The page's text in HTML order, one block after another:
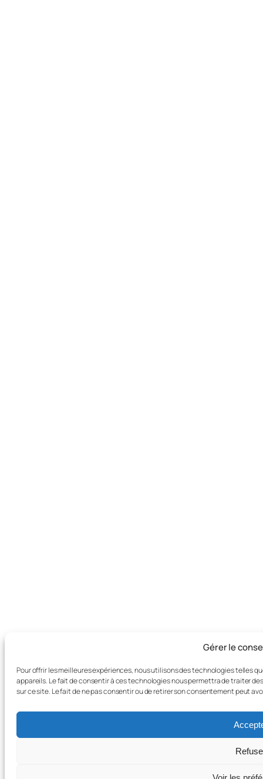
Gérer le
Pour offrir les meilleures expériences, nous utilisons des technologies telles
appareils. Le fait de consentir à ces technologies nous permettra de traiter
sur ce site. Le fait de ne pas consentir ou de retirer son consentement peut